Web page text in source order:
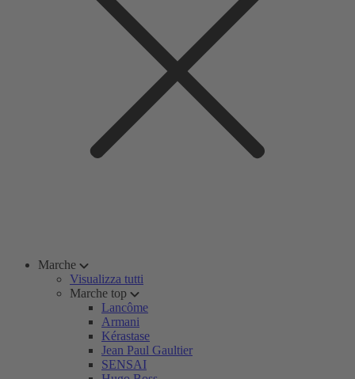
Marche
Visualizza tutti
Marche top
Lancôme
Armani
Kérastase
Jean Paul Gaultier
SENSAI